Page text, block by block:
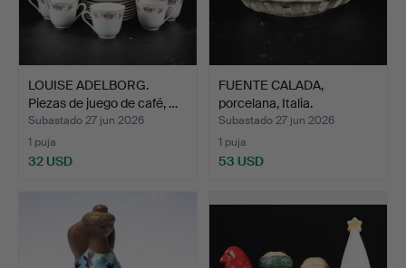
LOUISE ADELBORG.
Piezas de juego de café, …
Subastado 27 jun 2026
1 puja
32 USD
FUENTE CALADA,
porcelana, Italia.
Subastado 27 jun 2026
1 puja
53 USD